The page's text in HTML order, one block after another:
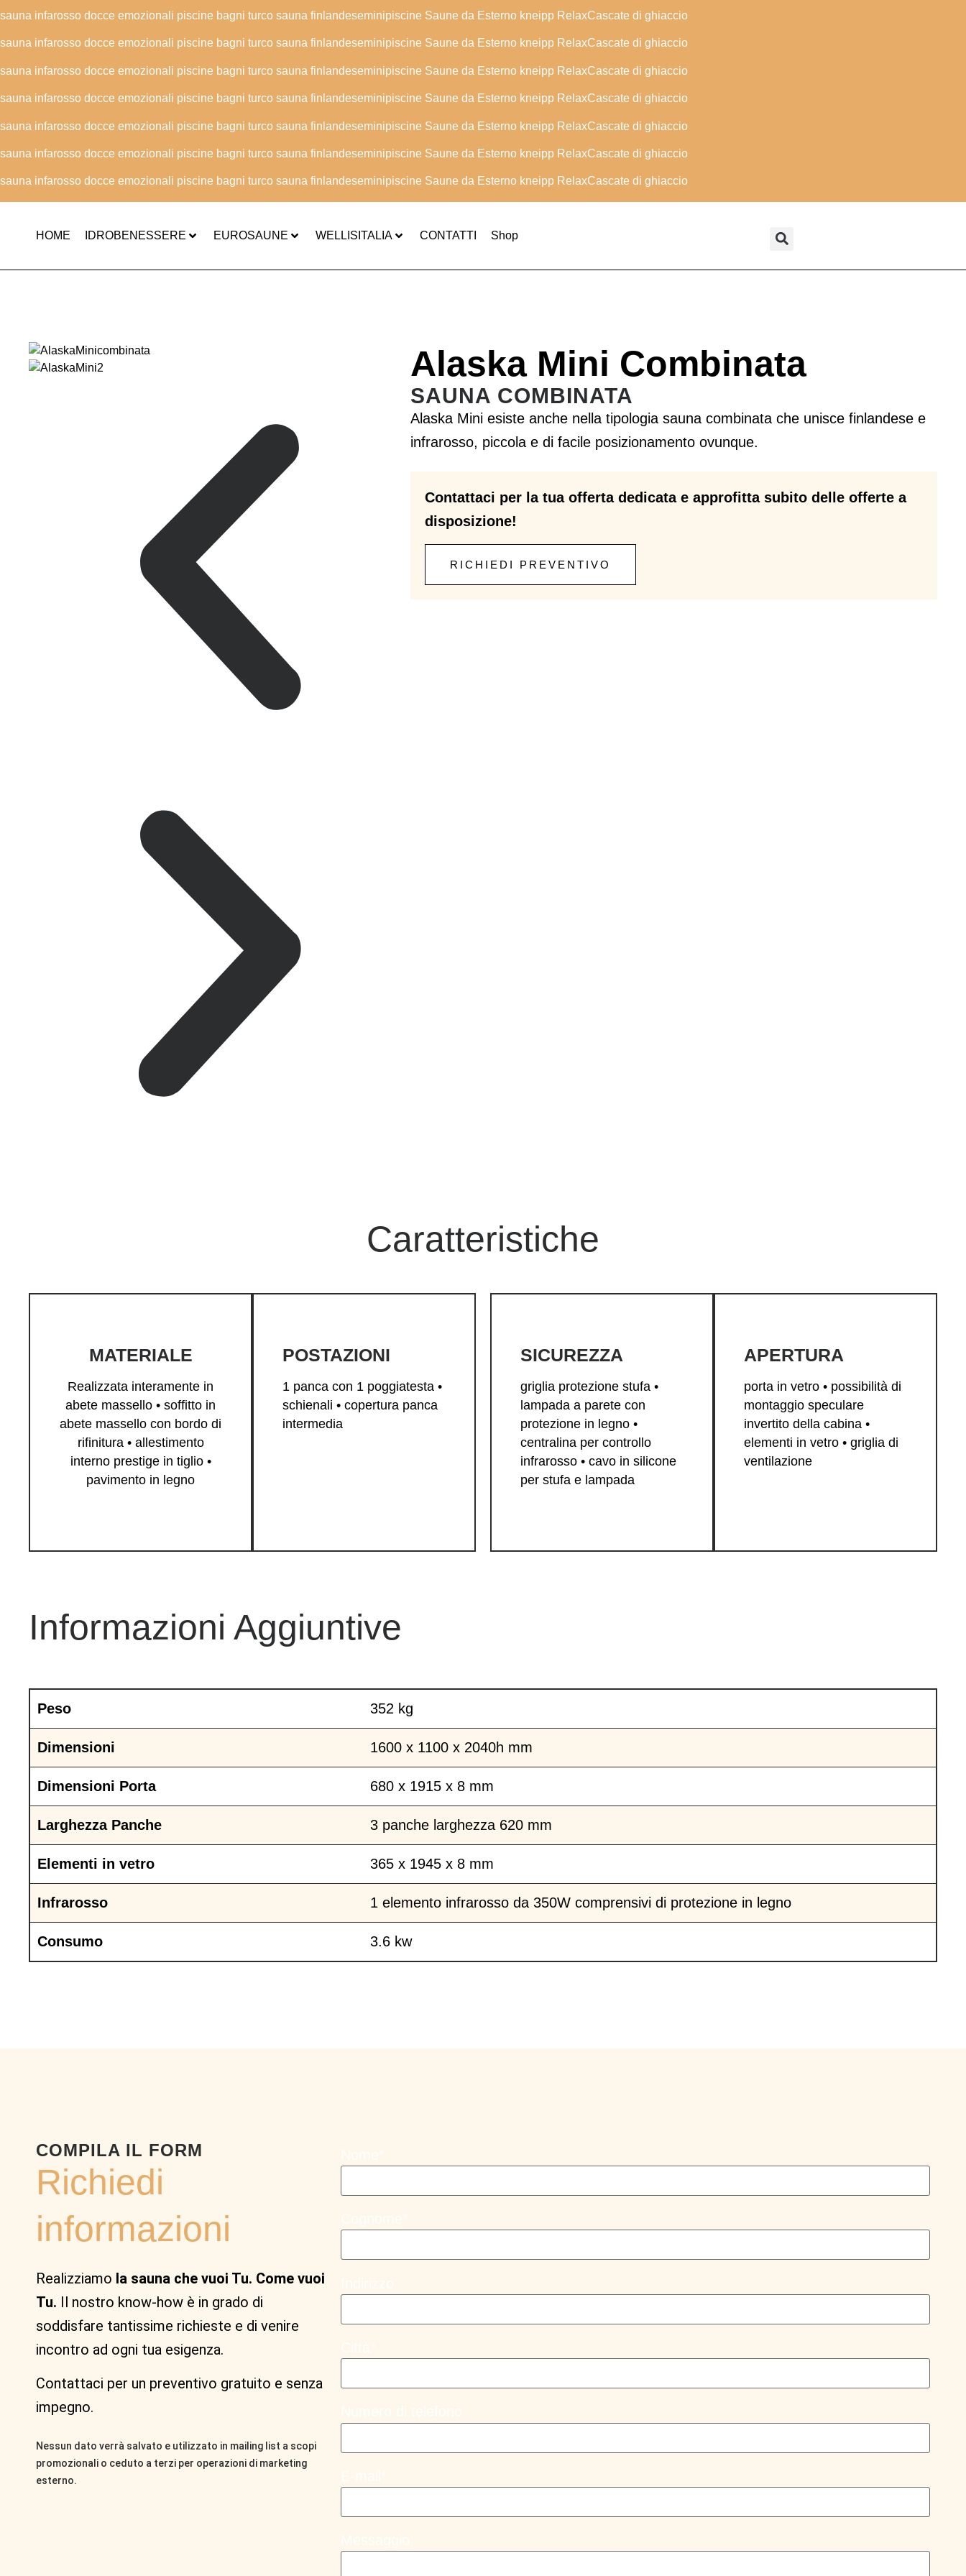
sauna infarosso docce emozionali piscine bagni turco sauna finlandeseminipiscine Saune da Esterno kneipp RelaxCascate di ghiaccio
sauna infarosso docce emozionali piscine bagni turco sauna finlandeseminipiscine Saune da Esterno kneipp RelaxCascate di ghiaccio
sauna infarosso docce emozionali piscine bagni turco sauna finlandeseminipiscine Saune da Esterno kneipp RelaxCascate di ghiaccio
sauna infarosso docce emozionali piscine bagni turco sauna finlandeseminipiscine Saune da Esterno kneipp RelaxCascate di ghiaccio
sauna infarosso docce emozionali piscine bagni turco sauna finlandeseminipiscine Saune da Esterno kneipp RelaxCascate di ghiaccio
sauna infarosso docce emozionali piscine bagni turco sauna finlandeseminipiscine Saune da Esterno kneipp RelaxCascate di ghiaccio
sauna infarosso docce emozionali piscine bagni turco sauna finlandeseminipiscine Saune da Esterno kneipp RelaxCascate di ghiaccio
HOME IDROBENESSERE EUROSAUNE WELLISITALIA CONTATTI Shop
Alaska Mini Combinata
SAUNA COMBINATA
Alaska Mini esiste anche nella tipologia sauna combinata che unisce finlandese e
infrarosso, piccola e di facile posizionamento ovunque.
Contattaci per la tua offerta dedicata e approfitta subito delle offerte a
disposizione!
RICHIEDI PREVENTIVO
Caratteristiche
MATERIALE
Realizzata interamente in
abete massello • soffitto in
abete massello con bordo di
rifinitura • allestimento
interno prestige in tiglio •
pavimento in legno
POSTAZIONI
1 panca con 1 poggiatesta •
schienali • copertura panca
intermedia
SICUREZZA
griglia protezione stufa •
lampada a parete con
protezione in legno •
centralina per controllo
infrarosso • cavo in silicone
per stufa e lampada
APERTURA
porta in vetro • possibilità di
montaggio speculare
invertito della cabina •
elementi in vetro • griglia di
ventilazione
Informazioni Aggiuntive
Peso 352 kg
Dimensioni 1600 x 1100 x 2040h mm
Dimensioni Porta 680 x 1915 x 8 mm
Larghezza Panche 3 panche larghezza 620 mm
Elementi in vetro 365 x 1945 x 8 mm
Infrarosso 1 elemento infrarosso da 350W comprensivi di protezione in legno
Consumo 3.6 kw
COMPILA IL FORM
Richiedi
informazioni
Realizziamo la sauna che vuoi Tu. Come vuoi
Tu. Il nostro know-how è in grado di
soddisfare tantissime richieste e di venire
incontro ad ogni tua esigenza.
Contattaci per un preventivo gratuito e senza
impegno.
Nessun dato verrà salvato e utilizzato in mailing list a scopi
promozionali o ceduto a terzi per operazioni di marketing
esterno.